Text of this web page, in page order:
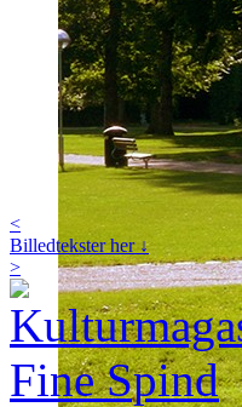
<
Billedtekster her ↓
>